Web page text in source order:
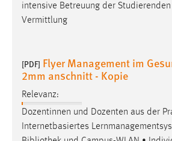
intensive Betreuung der
Vermittlung
[PDF] Flyer Management im
2mm anschnitt - Kopie
Relevanz:
Dozentinnen und Dozenten aus der
Internetbasiertes